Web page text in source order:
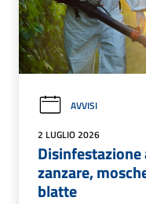
AVVISI
2 LUGLIO 2026
zanzare,
blatte